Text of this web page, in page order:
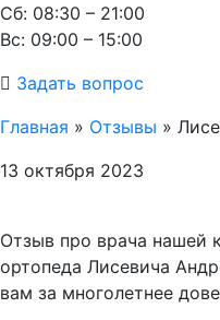
Cб: 08:30 – 21:00
Вс: 09:00 – 15:00
Задать вопрос
Главная » Отзывы »
13 октября 2023
Отзыв про врача нашей
ортопеда Лисевича
вам за многолетнее